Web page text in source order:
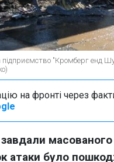
"Кромберг енд
на фронті через
завдали
атаки було